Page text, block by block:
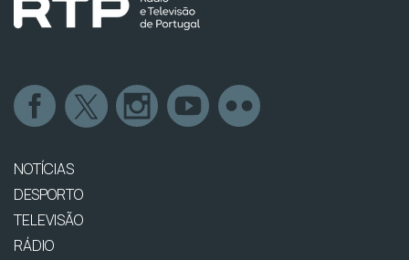
NOTÍCIAS
DESPORTO
TELEVISÃO
RÁDIO